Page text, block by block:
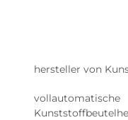
hersteller von
vollautomatische